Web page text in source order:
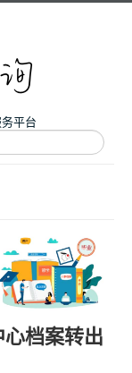
平台
档案转出